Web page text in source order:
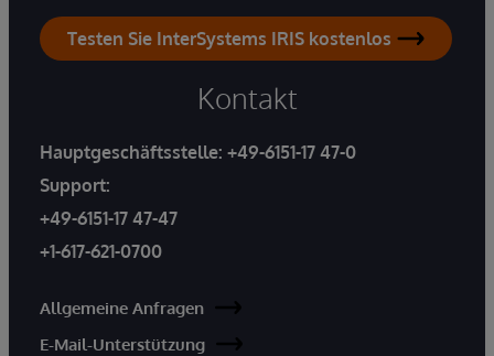
Testen Sie InterSystems IRIS kostenlos
Kontakt
Hauptgeschäftsstelle: +49-6151-17 47-0
Support:
+49-6151-17 47-47
+1-617-621-0700
Allgemeine Anfragen
E-Mail-Unterstützung